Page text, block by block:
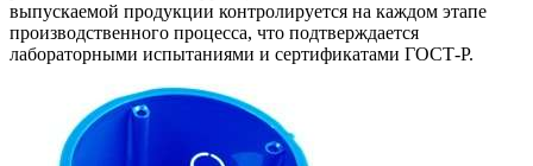
выпускаемой продукции контролируется на каждом этапе
производственного процесса, что подтверждается
лабораторными испытаниями и сертификатами ГОСТ-Р.